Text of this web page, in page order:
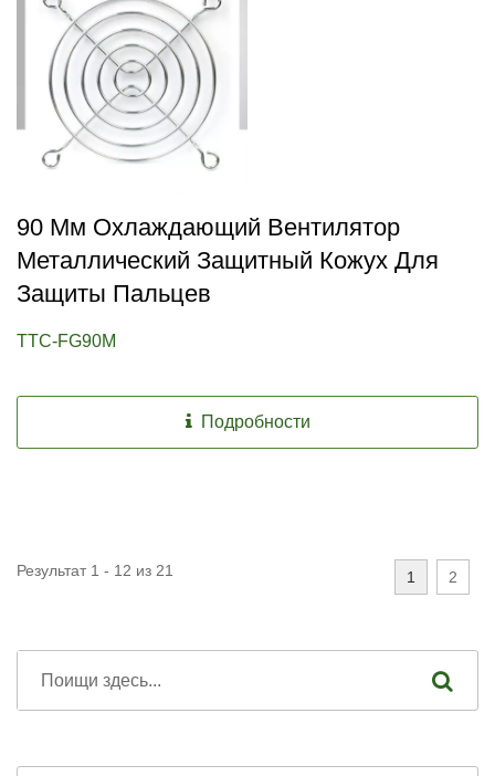
90 Мм Охлаждающий Вентилятор
Металлический Защитный Кожух Для
Защиты Пальцев
TTC-FG90M
Подробности
Результат 1 - 12 из 21 1 2